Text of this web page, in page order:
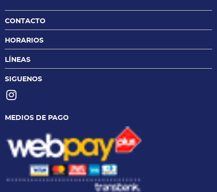
CONTACTO
HORARIOS
LÍNEAS
SIGUENOS
MEDIOS DE PAGO